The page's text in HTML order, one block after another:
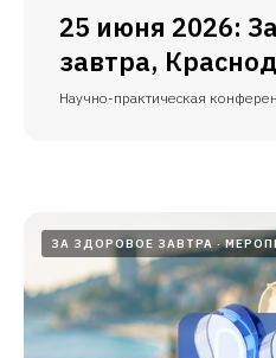
25 июня 2026:
завтра,
Научно-практическая
ЗА ЗДОРОВОЕ ЗАВТРА